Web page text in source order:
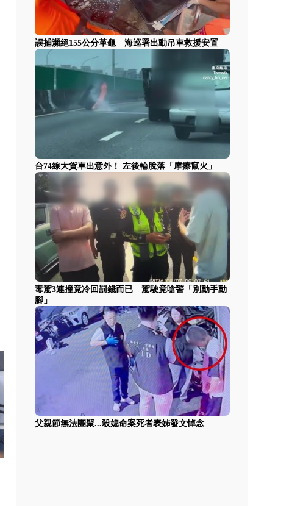
誤捕瀕絕155公分革龜 海巡署出動吊車救援安置
台74線大貨車出意外！ 左後輪脫落「摩擦竄火」
毒駕3連撞竟冷回罰錢而已 駕駛竟嗆警「別動手動
腳」
父親節無法團聚...殺媳命案死者表姊發文悼念